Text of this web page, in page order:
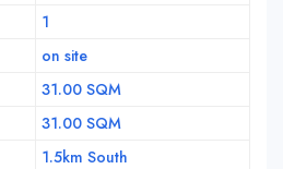
1
on site
31.00 SQM
31.00 SQM
1.5km South